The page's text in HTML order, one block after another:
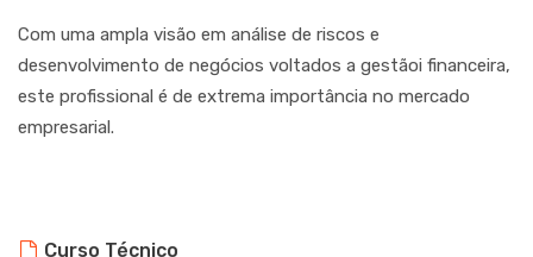
Com uma ampla visão em análise de riscos e
desenvolvimento de negócios voltados a gestãoi financeira,
este profissional é de extrema importância no mercado
empresarial.
Curso Técnico